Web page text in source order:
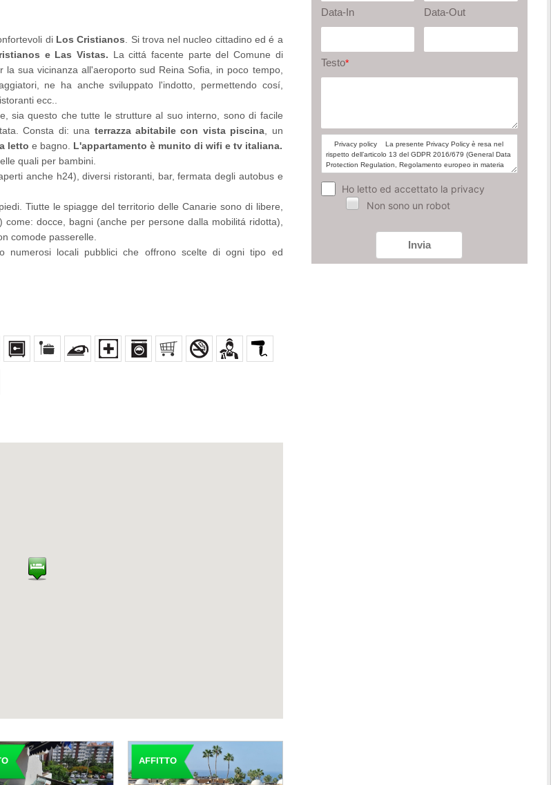
diLos Cristianos . Si trova nel nucleo cittadino ed é a
e Las Vistas. La cittá facente parte del Comune di
sua vicinanza all'aeroporto sud Reina Sofia, in poco tempo,
ne ha anche sviluppato l'indotto, permettendo cosí,
ecc..
sia questo che tutte le strutture al suo interno, sono di facile
Consta di: una terrazza abitabile con vista piscina , un
letto e bagno. L'appartamento è munito di wifi e tv italiana.
quali per bambini.
anche h24), diversi ristoranti, bar, fermata degli autobus e
Tiutte le spiagge del territorio delle Canarie sono di libere,
docce, bagni (anche per persone dalla mobilitá ridotta),
comode passerelle.
numerosi locali pubblici che offrono scelte di ogni tipo ed
AFFITTO
Data-In Data-Out
Testo*
Ho letto ed accettato la privacy
Non sono un robot
Invia